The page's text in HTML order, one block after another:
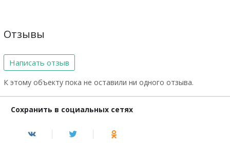
Отзывы
Написать отзыв
К этому объекту пока не оставили ни одного отзыва.
Сохранить в социальных сетях